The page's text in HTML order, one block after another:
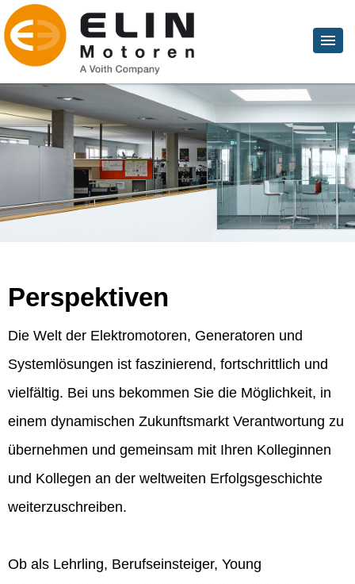
Perspektiven
Die Welt der Elektromotoren, Generatoren und
Systemlösungen ist faszinierend, fortschrittlich und
vielfältig. Bei uns bekommen Sie die Möglichkeit, in
einem dynamischen Zukunftsmarkt Verantwortung zu
übernehmen und gemeinsam mit Ihren Kolleginnen
und Kollegen an der weltweiten Erfolgsgeschichte
weiterzuschreiben.
Ob als Lehrling, Berufseinsteiger, Young